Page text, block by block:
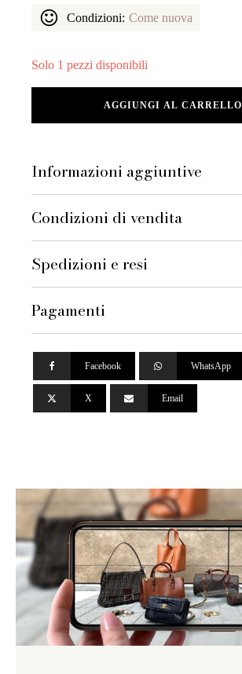
Condizioni: Come nuova
Solo 1 pezzi disponibili
Vert
Palladium
|
2024
quantità
AGGIUNGI AL CARRELLO
Informazioni aggiuntive
Condizioni di vendita
Spedizioni e resi
Pagamenti
X
Facebook
Email
WhatsApp